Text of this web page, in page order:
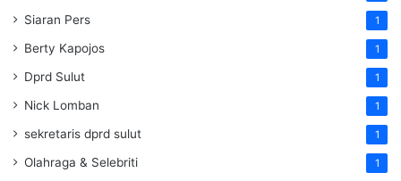
Siaran Pers 1
Berty Kapojos 1
Dprd Sulut 1
Nick Lomban 1
sekretaris dprd sulut 1
Olahraga & Selebriti 1